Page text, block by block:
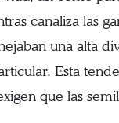
canaliza las
una alta
Esta
que las